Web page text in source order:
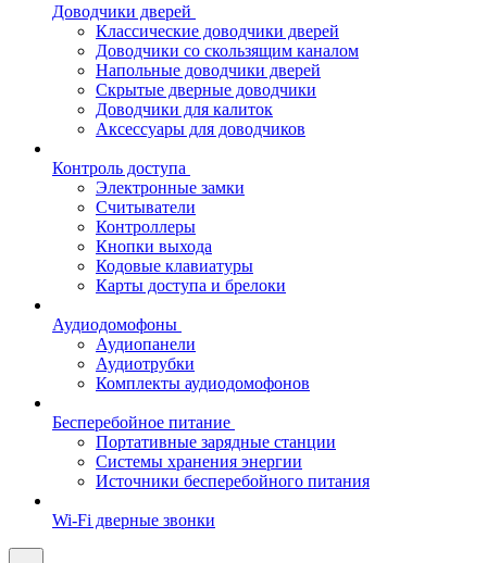
Доводчики дверей
Классические доводчики дверей
Доводчики со скользящим каналом
Напольные доводчики дверей
Скрытые дверные доводчики
Доводчики для калиток
Аксессуары для доводчиков
Контроль доступа
Электронные замки
Считыватели
Контроллеры
Кнопки выхода
Кодовые клавиатуры
Карты доступа и брелоки
Аудиодомофоны
Аудиопанели
Аудиотрубки
Комплекты аудиодомофонов
Бесперебойное питание
Портативные зарядные станции
Системы хранения энергии
Источники бесперебойного питания
Wi-Fi дверные звонки